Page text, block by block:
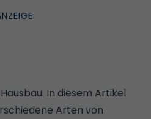
In diesem Artikel
Arten von